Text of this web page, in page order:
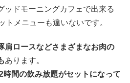
ッドモーニングカフェで出来る
トメニューも違いないです。
肩ロースなどさまざまなお肉の
あります。
間の飲み放題がセットになって